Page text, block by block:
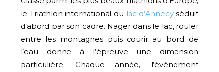
le Triathlon international du lac d’Annecy séduit
d’abord par son cadre. Nager dans le lac, rouler
entre les montagnes puis courir au bord de
l’eau donne à l’épreuve une dimension
particulière. Chaque année, l’événement